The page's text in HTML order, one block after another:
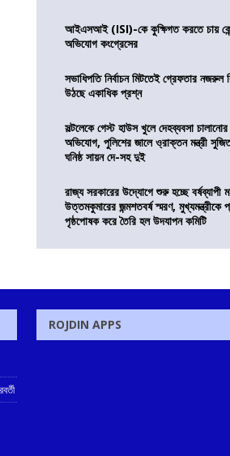
আইএসআই (ISI)-কে কুক্ষিগত করতে চায়
অভিযোগ কংগ্রেসের
সভাধিপতি নির্বাচন মিটতেই গ্রেফতার নজরুল
উঠছে একাধিক প্রশ্ন
সল্টলেকে গেস্ট হাউস খুলে দেহব্যবসা চালানোর
অভিযোগ, পুলিশের জালে ও্রাক্তন মন্ত্রী
ঘনিষ্ঠ সায়ন দে-সহ দুই
রাজ্য সরকারের উদ্যোগে শুরু হচ্ছে বর্ষব্যাপী
উত্তমকুমারের জন্মশতবর্ষ স্মরণ, মুখ্যমন্ত্রীকে
পৃষ্ঠপোষক করে তৈরি হল উদযাপন কমিটি
ROJDIN APPS